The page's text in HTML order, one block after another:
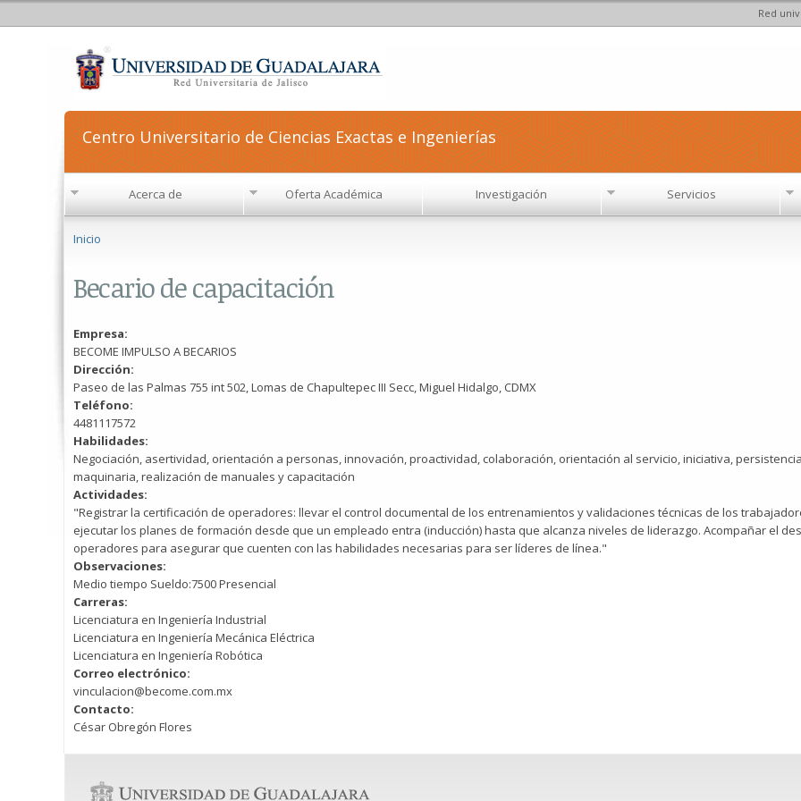
Red
Centro Universitario de Ciencias Exactas e Ingenierías
Acerca de Oferta Académica Investigación Servicios
Inicio
Becario de capacitación
Empresa:
BECOME IMPULSO A BECARIOS
Dirección:
Paseo de las Palmas 755 int 502, Lomas de Chapultepec III Secc, Miguel Hidalgo, CDMX
Teléfono:
4481117572
Habilidades:
Negociación, asertividad, orientación a personas, innovación, proactividad, colaboración, orientación al servicio, iniciativa,
maquinaria, realización de manuales y capacitación
Actividades:
"Registrar la certificación de operadores: llevar el control documental de los entrenamientos y validaciones técnicas de los
ejecutar los planes de formación desde que un empleado entra (inducción) hasta que alcanza niveles de liderazgo. Acompañar el
operadores para asegurar que cuenten con las habilidades necesarias para ser líderes de línea."
Observaciones:
Medio tiempo Sueldo:7500 Presencial
Carreras:
Licenciatura en Ingeniería Industrial
Licenciatura en Ingeniería Mecánica Eléctrica
Licenciatura en Ingeniería Robótica
Correo electrónico:
vinculacion@become.com.mx
Contacto:
César Obregón Flores